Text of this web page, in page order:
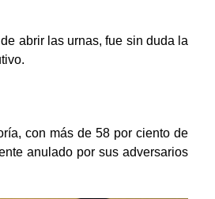
abrir las urnas, fue sin duda la
con más de 58 por ciento de
anulado por sus adversarios